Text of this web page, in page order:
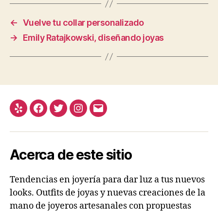
← Vuelve tu collar personalizado
→
Emily Ratajkowski, diseñando joyas
Yelp Facebook
TwitterInstagram
Correo
Acerca de este sitio
Tendencias en joyería para dar luz a tus nuevos
looks. Outfits de joyas y nuevas creaciones de la
mano de joyeros artesanales con propuestas